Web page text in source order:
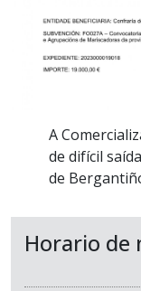
A
de difícil
de
Horario de